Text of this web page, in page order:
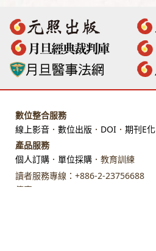
數位整合服務
線上影音 ． 數位出版 ． DOI ． 期刊E化
產品服務
個人訂購 ． 單位採購 ．教育訓練
讀者服務專線：+886-2-23756688
傳真：+886-2-23318496